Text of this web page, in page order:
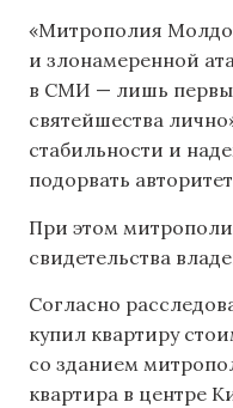
«Митрополия
и злонамеренной
в СМИ — лишь
святейшества
стабильности и
подорвать
При этом
свидетельства
Согласно
купил квартиру
со зданием
квартира в центре